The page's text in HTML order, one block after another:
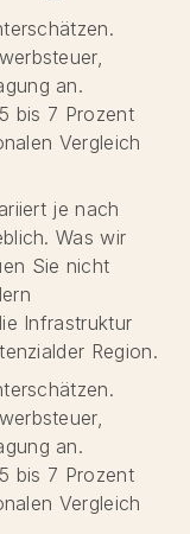
an.
bis 7 Prozent
Vergleich
je nach
Was wir
Sie nicht
Infrastruktur
Region.
an.
bis 7 Prozent
Vergleich